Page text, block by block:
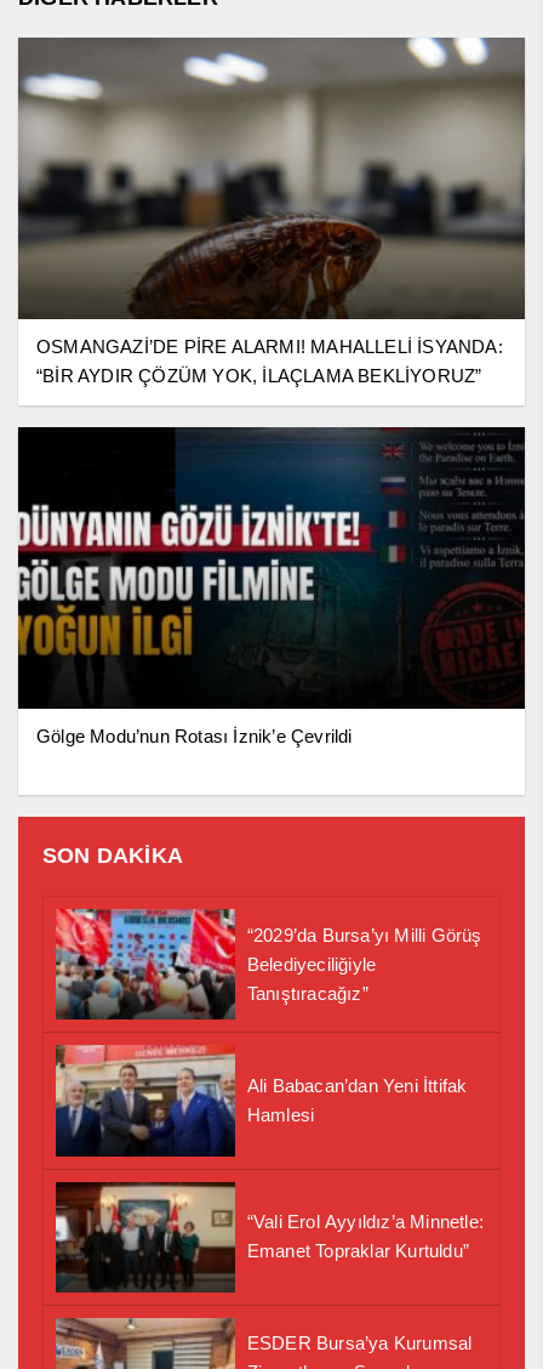
OSMANGAZİ’DE PİRE ALARMI! MAHALLELİ İSYANDA:
“BİR AYDIR ÇÖZÜM YOK, İLAÇLAMA BEKLİYORUZ”
Gölge Modu’nun Rotası İznik’e Çevrildi
SON DAKİKA
“2029’da Bursa’yı Milli Görüş
Belediyeciliğiyle
Tanıştıracağız”
Ali Babacan’dan Yeni İttifak
Hamlesi
“Vali Erol Ayyıldız’a Minnetle:
Emanet Topraklar Kurtuldu”
ESDER Bursa’ya Kurumsal